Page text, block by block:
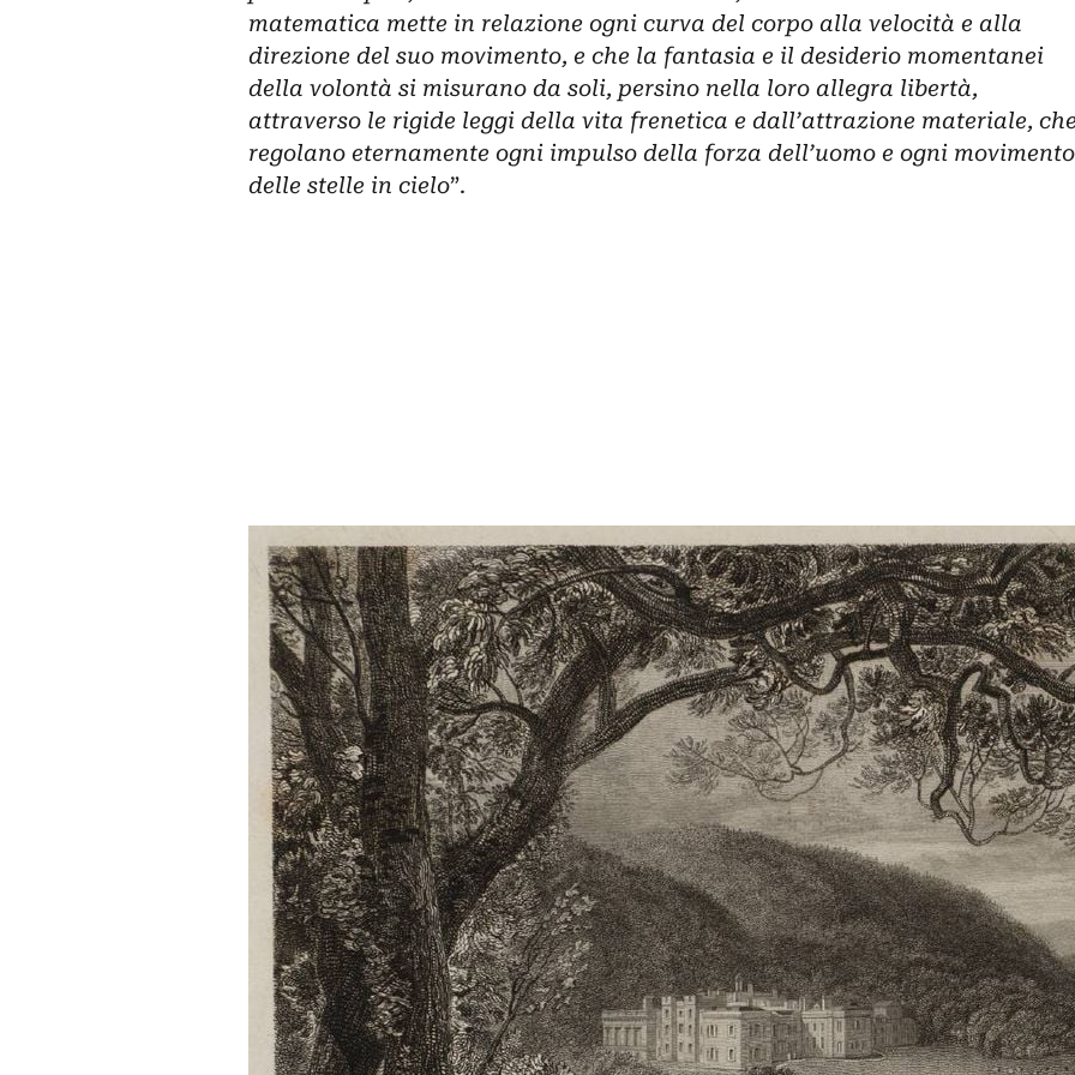
matematica mette in relazione ogni curva del corpo alla velocità e alla
direzione del suo movimento, e che la fantasia e il desiderio momentanei
della volontà si misurano da soli, persino nella loro allegra libertà,
attraverso le rigide leggi della vita frenetica e dall’attrazione materiale,
regolano eternamente ogni impulso della forza dell’uomo e ogni movimento
delle stelle in cielo”.